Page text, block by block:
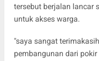
tersebut berjalan lancar
untuk akses warga.
"saya sangat
pembangunan dari